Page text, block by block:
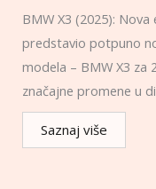
BMW X3 (2025):
predstavio potpuno
modela – BMW X3 za
značajne promene u
Saznaj više